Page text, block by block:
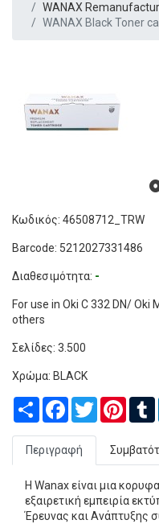
WANAX
WANAX Black Toner
Κωδικός: 46508712_TRW
Barcode: 5212027331486
Διαθεσιμότητα: -
For use in Oki C 332 DN/ Oki
others
Σελίδες: 3.500
Χρώμα: BLACK
Share Facebook
Twitter
Περιγραφή
Η Wanax είναι μια
εξαιρετική εμπειρία
Έρευνας και Ανάπτυξης